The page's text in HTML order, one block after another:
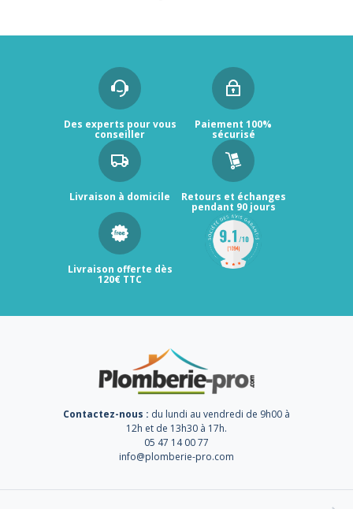
Des experts pour vous
conseiller
Paiement 100%
sécurisé
Livraison à domicile Retours et échanges
pendant 90 jours
Livraison offerte dès
120€ TTC
Contactez-nous : du lundi au vendredi de 9h00 à
12h et de 13h30 à 17h.
05 47 14 00 77
info@plomberie-pro.com